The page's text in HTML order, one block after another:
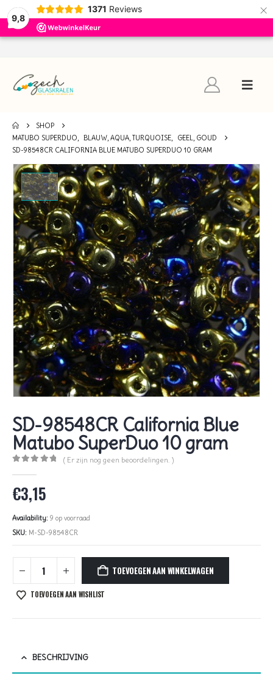
9,8
1371 Reviews ×
SHOP
MATUBO SUPERDUO, BLAUW, AQUA, TURQUOISE,
GEEL, GOUD
SD-98548CR CALIFORNIA BLUE MATUBO SUPERDUO 10 GRAM
SD-98548CR California Blue
Matubo SuperDuo 10 gram
( Er zijn nog geen beoordelingen. )
€3,15
Availability: 9 op voorraad
SKU: M-SD-98548CR
TOEVOEGEN AAN WINKELWAGEN
TOEVOEGEN AAN WISHLIST
BESCHRIJVING